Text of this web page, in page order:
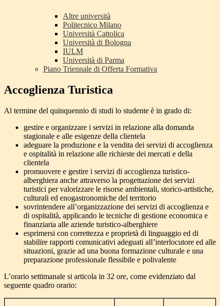
Altre università
Politecnico Milano
Università Cattolica
Università di Bologna
IULM
Università di Parma
Piano Triennale di Offerta Formativa
Accoglienza Turistica
Al termine del quinquennio di studi lo studente è in grado di:
gestire e organizzare i servizi in relazione alla domanda
stagionale e alle esigenze della clientela
adeguare la produzione e la vendita dei servizi di accoglienza
e ospitalità in relazione alle richieste dei mercati e della
clientela
promuovere e gestire i servizi di accoglienza turistico-
alberghiera anche attraverso la progettazione dei servizi
turistici per valorizzare le risorse ambientali, storico-artistiche,
culturali ed enogastronomiche del territorio
sovrintendere all’organizzazione dei servizi di accoglienza e
di ospitalità, applicando le tecniche di gestione economica e
finanziaria alle aziende turistico-alberghiere
esprimersi con correttezza e proprietà di linguaggio ed di
stabilire rapporti comunicativi adeguati all’interlocutore ed alle
situazioni, grazie ad una buona formazione culturale e una
preparazione professionale flessibile e polivalente
L’orario settimanale si articola in 32 ore, come evidenziato dal
seguente quadro orario: